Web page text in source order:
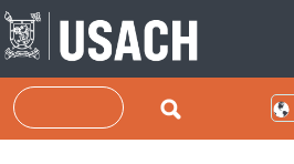
Pasar al contenido principal
Buscar